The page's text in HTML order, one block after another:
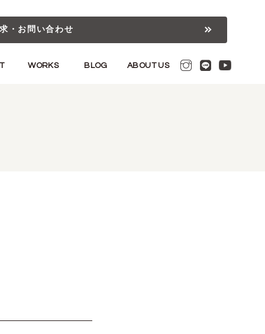
・お問い合わせ
WORKS BLOG ABOUT US